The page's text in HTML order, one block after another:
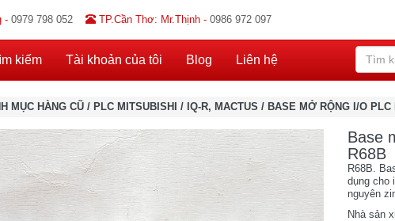
- 0979 798 052 TP.Cần Thơ: Mr.Thịnh - 0986 972 097
kiếm Tài khoản của tôi Blog Liên hệ
MỤC HÀNG CŨ/ PLC MITSUBISHI / IQ-R, MACTUS / BASE MỞ RỘNG I/O PLC
Base
R68B
R68B.
dụng cho
nguyên
Nhà sản